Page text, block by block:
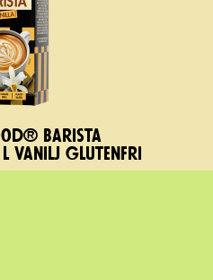
Barista
vanilj glutenfri